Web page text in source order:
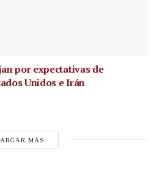
por expectativas de
Unidos e Irán
MÁS